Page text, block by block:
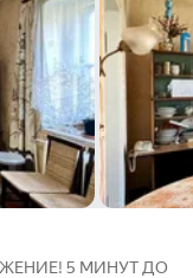
5 МИНУТ ДО